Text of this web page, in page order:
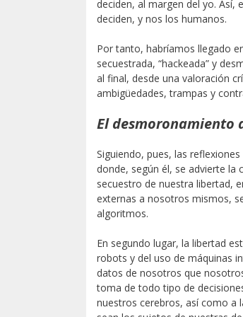
deciden, al margen del yo.
deciden, y nos los humanos.
Por tanto, habríamos llegado
secuestrada, “hackeada” y
al final, desde una valoración
ambigüedades, trampas y
El desmoronamiento
Siguiendo, pues, las
donde, según él, se advierte la
secuestro de nuestra libertad,
externas a nosotros mismos,
algoritmos.
En segundo lugar, la libertad
robots y del uso de máquinas
datos de nosotros que
toma de todo tipo de
nuestros cerebros, así como a